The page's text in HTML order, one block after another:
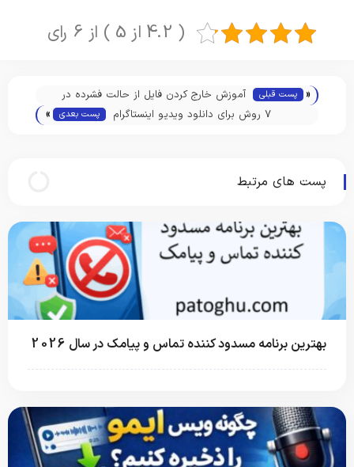
( 4.2 از 5 ) از 6 رای
« پست قبلی
آموزش خارج کردن فایل از حالت فشرده در
اندروید و کامپیوتر
7 روش برای دانلود ویدیو اینستاگرام پست بعدی »
پست های مرتبط
بهترین برنامه مسدود کننده تماس و پیامک در سال 2026